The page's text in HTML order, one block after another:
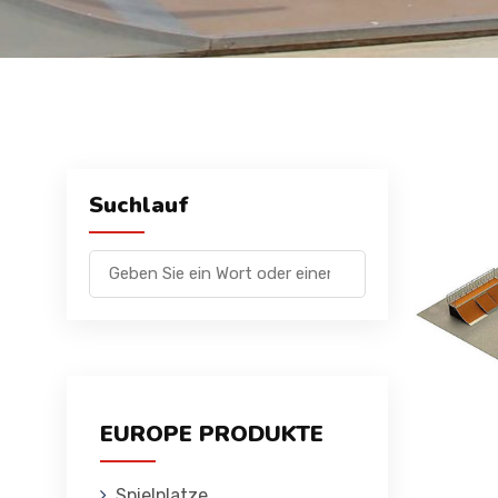
Suchlauf
EUROPE PRODUKTE